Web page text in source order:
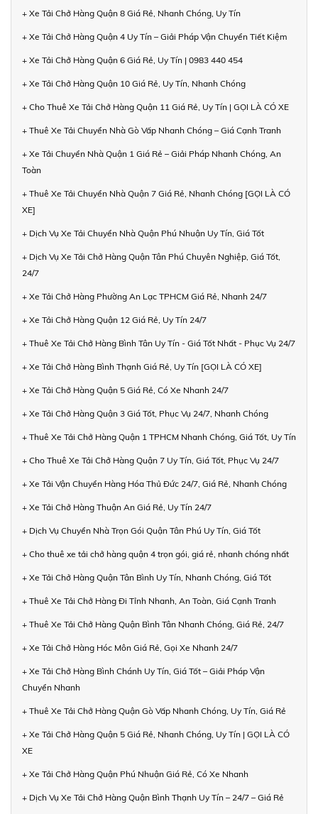
+ Xe Tải Chở Hàng Quận 8 Giá Rẻ, Nhanh Chóng, Uy Tín
+ Xe Tải Chở Hàng Quận 4 Uy Tín – Giải Pháp Vận Chuyển Tiết Kiệm
+ Xe Tải Chở Hàng Quận 6 Giá Rẻ, Uy Tín | 0983 440 454
+ Xe Tải Chở Hàng Quận 10 Giá Rẻ, Uy Tín, Nhanh Chóng
+ Cho Thuê Xe Tải Chở Hàng Quận 11 Giá Rẻ, Uy Tín | GỌI LÀ CÓ XE
+ Thuê Xe Tải Chuyển Nhà Gò Vấp Nhanh Chóng – Giá Cạnh Tranh
+ Xe Tải Chuyển Nhà Quận 1 Giá Rẻ – Giải Pháp Nhanh Chóng, An
Toàn
+ Thuê Xe Tải Chuyển Nhà Quận 7 Giá Rẻ, Nhanh Chóng [GỌI LÀ CÓ
XE]
+ Dịch Vụ Xe Tải Chuyển Nhà Quận Phú Nhuận Uy Tín, Giá Tốt
+ Dịch Vụ Xe Tải Chở Hàng Quận Tân Phú Chuyên Nghiệp, Giá Tốt,
24/7
+ Xe Tải Chở Hàng Phường An Lạc TPHCM Giá Rẻ, Nhanh 24/7
+ Xe Tải Chở Hàng Quận 12 Giá Rẻ, Uy Tín 24/7
+ Thuê Xe Tải Chở Hàng Bình Tân Uy Tín - Giá Tốt Nhất - Phục Vụ 24/7
+ Xe Tải Chở Hàng Bình Thạnh Giá Rẻ, Uy Tín [GỌI LÀ CÓ XE]
+ Xe Tải Chở Hàng Quận 5 Giá Rẻ, Có Xe Nhanh 24/7
+ Xe Tải Chở Hàng Quận 3 Giá Tốt, Phục Vụ 24/7, Nhanh Chóng
+ Thuê Xe Tải Chở Hàng Quận 1 TPHCM Nhanh Chóng, Giá Tốt, Uy Tín
+ Cho Thuê Xe Tải Chở Hàng Quận 7 Uy Tín, Giá Tốt, Phục Vụ 24/7
+ Xe Tải Vận Chuyển Hàng Hóa Thủ Đức 24/7, Giá Rẻ, Nhanh Chóng
+ Xe Tải Chở Hàng Thuận An Giá Rẻ, Uy Tín 24/7
+ Dịch Vụ Chuyển Nhà Trọn Gói Quận Tân Phú Uy Tín, Giá Tốt
+ Cho thuê xe tải chở hàng quận 4 trọn gói, giá rẻ, nhanh chóng nhất
+ Xe Tải Chở Hàng Quận Tân Bình Uy Tín, Nhanh Chóng, Giá Tốt
+ Thuê Xe Tải Chở Hàng Đi Tỉnh Nhanh, An Toàn, Giá Cạnh Tranh
+ Thuê Xe Tải Chở Hàng Quận Bình Tân Nhanh Chóng, Giá Rẻ, 24/7
+ Xe Tải Chở Hàng Hóc Môn Giá Rẻ, Gọi Xe Nhanh 24/7
+ Xe Tải Chở Hàng Bình Chánh Uy Tín, Giá Tốt – Giải Pháp Vận
Chuyển Nhanh
+ Thuê Xe Tải Chở Hàng Quận Gò Vấp Nhanh Chóng, Uy Tín, Giá Rẻ
+ Xe Tải Chở Hàng Quận 5 Giá Rẻ, Nhanh Chóng, Uy Tín | GỌI LÀ CÓ
XE
+ Xe Tải Chở Hàng Quận Phú Nhuận Giá Rẻ, Có Xe Nhanh
+ Dịch Vụ Xe Tải Chở Hàng Quận Bình Thạnh Uy Tín – 24/7 – Giá Rẻ